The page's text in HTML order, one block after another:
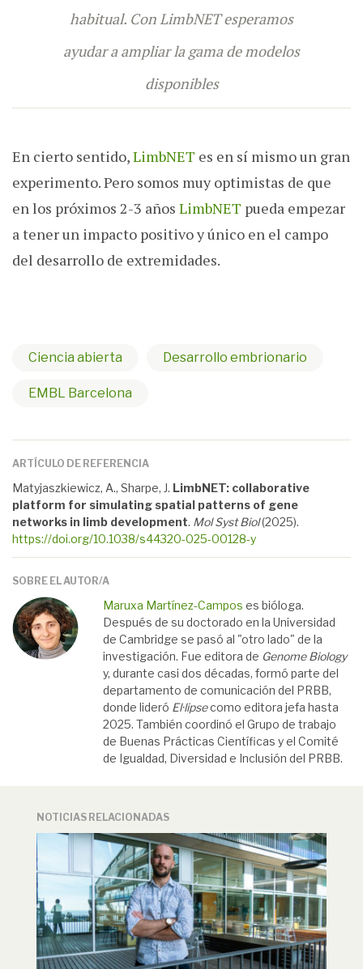
habitual. Con LimbNET esperamos
ayudar a ampliar la gama de modelos
disponibles
En cierto sentido,LimbNET es en sí mismo un gran
experimento. Pero somos muy optimistas de que
en los próximos 2-3 años LimbNET pueda empezar
a tener un impacto positivo y único en el campo
del desarrollo de extremidades.
Ciencia abierta Desarrollo embrionario
EMBL Barcelona
ARTÍCULO DE REFERENCIA
Matyjaszkiewicz, A., Sharpe, J. LimbNET: collaborative
platform for simulating spatial patterns of gene
networks in limb development. Mol Syst Biol(2025).
https://doi.org/10.1038/s44320-025-00128-y
SOBRE EL AUTOR/A
Maruxa Martínez-Campos es bióloga.
Después de su doctorado en la Universidad
de Cambridge se pasó al "otro lado" de la
investigación. Fue editora de Genome Biology
y, durante casi dos décadas, formó parte del
departamento de comunicación del PRBB,
donde lideró El·lipsecomo editora jefa hasta
2025. También coordinó el Grupo de trabajo
de Buenas Prácticas Científicas y el Comité
de Igualdad, Diversidad e Inclusión del PRBB.
NOTICIAS RELACIONADAS